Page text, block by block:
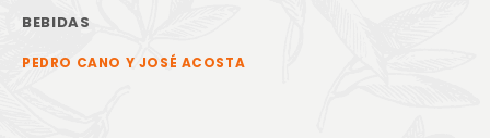
BEBIDAS
PEDRO CANO Y JOSÉ ACOSTA